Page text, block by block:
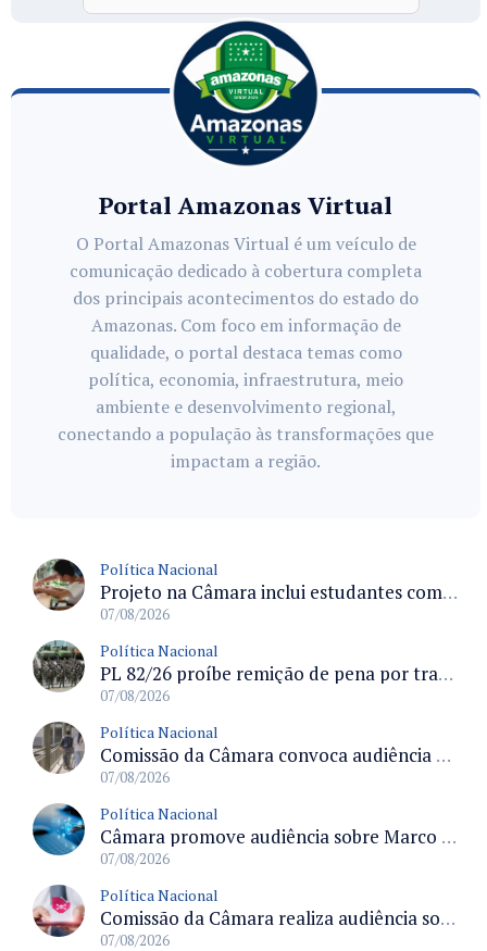
Portal Amazonas Virtual
O Portal Amazonas Virtual é um veículo de
comunicação dedicado à cobertura completa
dos principais acontecimentos do estado do
Amazonas. Com foco em informação de
qualidade, o portal destaca temas como
política, economia, infraestrutura, meio
ambiente e desenvolvimento regional,
conectando a população às transformações que
impactam a região.
Política Nacional
Projeto na Câmara inclui estudantes com deficiência no regime escolar especial da LDB e estabelece critérios para frequência
07/08/2026
Política Nacional
PL 82/26 proíbe remição de pena por trabalho em funções militares para condenados por crimes contra o Estado Democrático de Direito
07/08/2026
Política Nacional
Comissão da Câmara convoca audiência para discutir misoginia nas escolas e universidades após divulgação de listas misóginas
07/08/2026
Política Nacional
Câmara promove audiência sobre Marco de Fomento à Economia Digital e impactos da inteligência artificial
07/08/2026
Política Nacional
Comissão da Câmara realiza audiência sobre apostas online para medir o tamanho do mercado ilegal
07/08/2026